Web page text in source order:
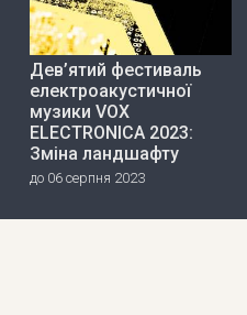
Дев’ятий фестиваль
електроакустичної
музики VOX
ELECTRONICA 2023:
Зміна ландшафту
до 06 серпня 2023